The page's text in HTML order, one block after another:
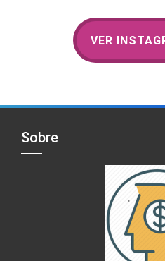
VER
Sobre